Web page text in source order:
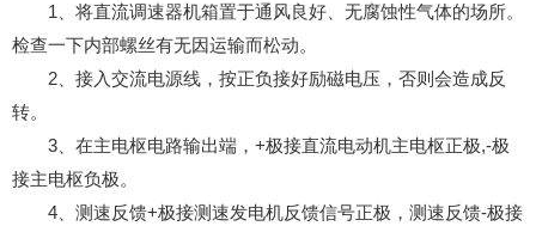
1、将直流调速器机箱置于通风良好、无腐蚀性气体的场所。
检查一下内部螺丝有无因运输而松动。
2、接入交流电源线，按正负接好励磁电压，否则会造成反
转。
3、在主电枢电路输出端，+极接直流电动机主电枢正极,-极
接主电枢负极。
4、测速反馈+极接测速发电机反馈信号正极，测速反馈-极接